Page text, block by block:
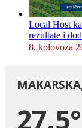
Local Host
rezultate i
8. kolovoza